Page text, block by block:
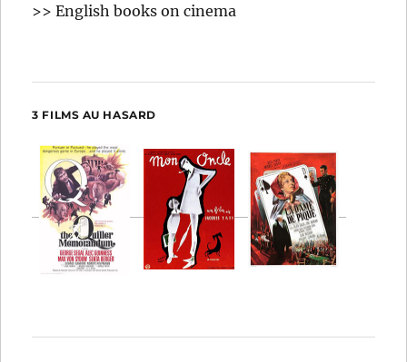
>> English books on cinema
3 FILMS AU HASARD